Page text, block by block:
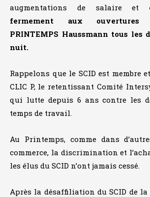
augmentations de salaire et
fermement aux ouvertures
PRINTEMPS Haussmann tous les
nuit.
Rappelons que le SCID est membre
CLIC P, le retentissant Comité
qui lutte depuis 6 ans contre les
temps de travail.
Au Printemps, comme dans
commerce, la discrimination et
les élus du SCID n’ont jamais cessé.
Après la désaffiliation du SCID de la